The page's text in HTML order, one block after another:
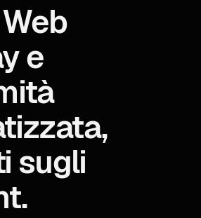
e
sugli